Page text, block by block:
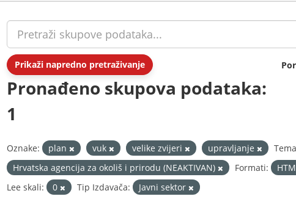
Prikaži napredno pretraživanje
Pronađeno skupova podataka:
1
Oznake: plan vuk velike zvijeri upravljanje
Hrvatska agencija za okoliš i prirodu (NEAKTIVAN)
Formati:
Lee skali:
0 Tip Izdavača: Javni sektor